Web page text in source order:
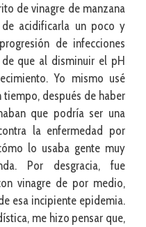
de vinagre de manzana
acidificarla un poco y
de infecciones
que al disminuir el pH
Yo mismo usé
después de haber
que podría ser una
la enfermedad por
lo usaba gente muy
Por desgracia, fue
vinagre de por medio,
esa incipiente epidemia.
me hizo pensar que,